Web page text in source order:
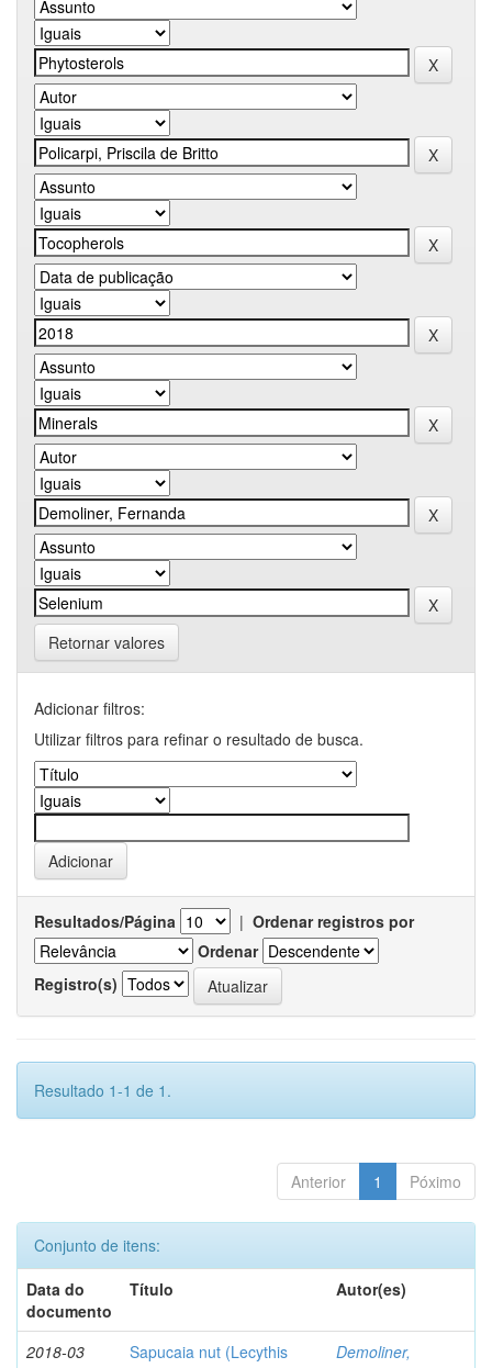
Retornar valores
Adicionar filtros:
Utilizar filtros para refinar o resultado de busca.
Resultados/Página | Ordenar registros por
Ordenar
Registro(s)
Resultado 1-1 de 1.
Anterior 1 Póximo
Conjunto de itens:
Data do
documento
Título Autor(es)
2018-03
Sapucaia nut (Lecythis
Demoliner,